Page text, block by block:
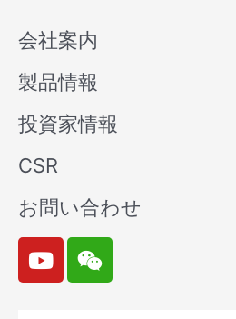
会社案内
製品情報
投資家情報
CSR
お問い合わせ
Y
o
W
e